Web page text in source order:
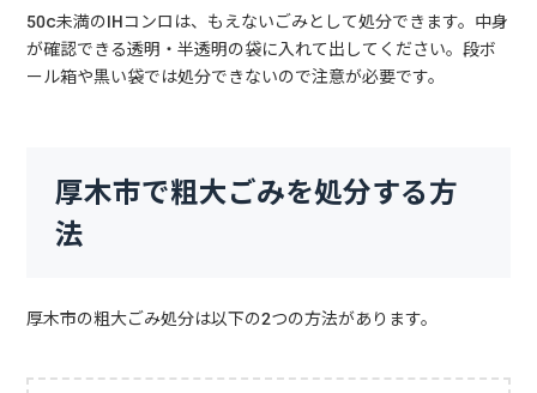
50c未満のIHコンロは、もえないごみとして処分できます。中身
が確認できる透明・半透明の袋に入れて出してください。段ボ
ール箱や黒い袋では処分できないので注意が必要です。
厚木市で粗大ごみを処分する方
法
厚木市の粗大ごみ処分は以下の2つの方法があります。